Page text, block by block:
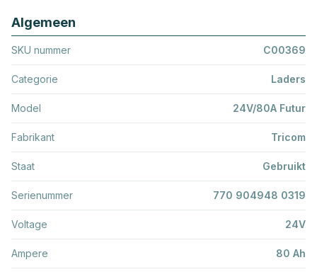
Algemeen
SKU nummer C00369
Categorie Laders
Model 24V/80A Futur
Fabrikant Tricom
Staat Gebruikt
Serienummer 770 904948 0319
Voltage 24V
Ampere 80 Ah